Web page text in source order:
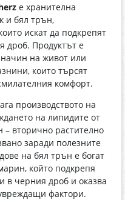
е хранителна
и бял трън,
искат да подкрепят
дроб. Продуктът е
на живот или
които търсят
комфорт.
производството на
на липидите от
вторично растително
заради полезните
на бял трън е богат
който подкрепя
в черния дроб и оказва
фактори.